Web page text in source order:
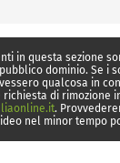
in questa sezione
dominio. Se i
qualcosa in
di rimozione
.
nel minor tempo